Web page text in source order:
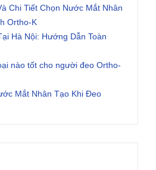
Chi Tiết Chọn Nước Mắt Nhân
Ortho-K
Hà Nội: Hướng Dẫn Toàn
nào tốt cho người đeo Ortho-
Mắt Nhân Tạo Khi Đeo